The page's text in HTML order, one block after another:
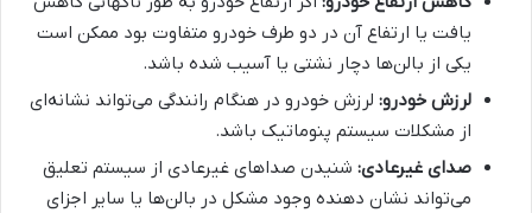
یافت یا ارتفاع آن در دو طرف خودرو متفاوت بود ممکن است
یکی از بالن‌ها دچار نشتی یا آسیب شده باشد.
لرزش خودرو: لرزش خودرو در هنگام رانندگی می‌تواند نشانه‌ای
از مشکلات سیستم پنوماتیک باشد.
صدای غیرعادی: شنیدن صداهای غیرعادی از سیستم تعلیق
می‌تواند نشان دهنده وجود مشکل در بالن‌ها یا سایر اجزای